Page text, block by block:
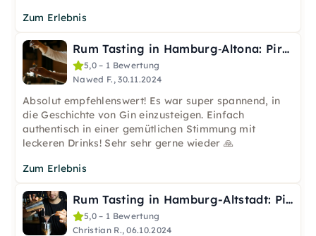
Zum Erlebnis
Rum Tasting in Hamburg‑Altona: Piraten & Daiquiris
5,0 – 1 Bewertung
Nawed F., 30.11.2024
Absolut empfehlenswert! Es war super spannend, in
die Geschichte von Gin einzusteigen. Einfach
authentisch in einer gemütlichen Stimmung mit
leckeren Drinks! Sehr sehr gerne wieder 🙏
Zum Erlebnis
Rum Tasting in Hamburg-Altstadt: Piraten & Daiquiris
5,0 – 1 Bewertung
Christian R., 06.10.2024